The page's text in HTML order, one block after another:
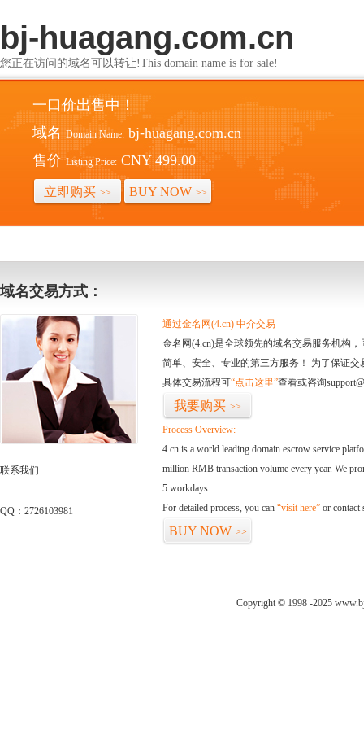
bj-huagang.com.cn
您正在访问的域名可以转让!This domain name is for sale!
一口价出售中！
域名 Domain Name: bj-huagang.com.cn
售价 Listing Price: CNY 499.00
立即购买 >> BUY NOW >>
域名交易方式：
联系我们
QQ：2726103981
通过金名网(4.cn) 中介交易
金名网(4.cn)是全球领先的域名交易服务机构
简单、安全、专业的第三方服务！ 为了保证
具体交易流程可“点击这里”查看或咨询
我要购买 >>
Process Overview:
4.cn is a world leading domain escrow service
million RMB transaction volume every year. We
5 workdays.
For detailed process, you can “visit here” or contact
BUY NOW >>
Copyright © 1998 -2025